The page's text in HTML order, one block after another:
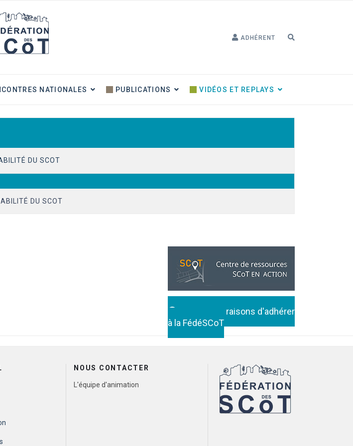
ADHÉRENT
NATIONALES PUBLICATIONS VIDÉOS ET REPLAYS
DU SCOT
DU SCOT
Toutes les raisons d'adhérer
à la FédéSCoT
NOUS CONTACTER
L'équipe d'animation